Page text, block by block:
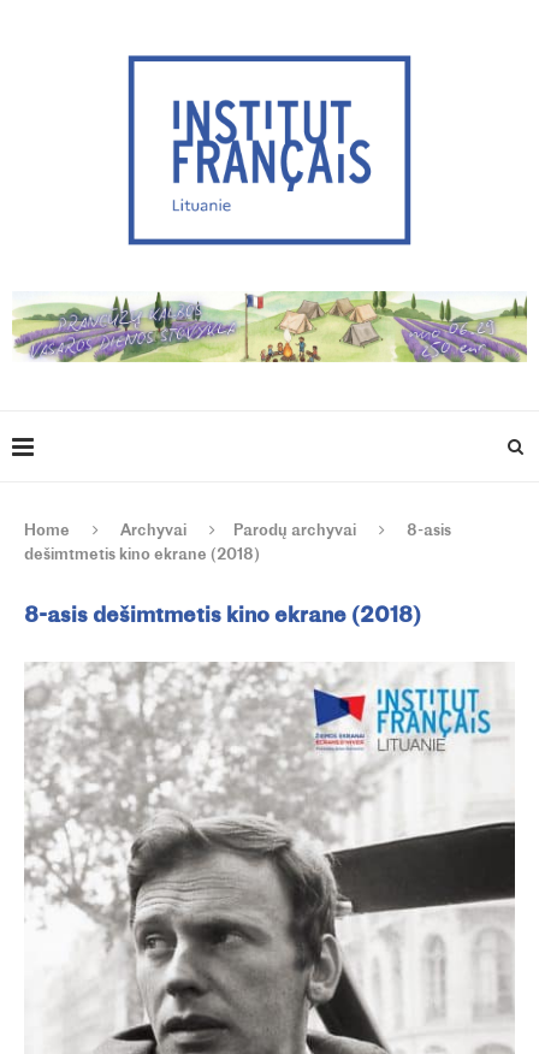
Home Archyvai Parodų archyvai
8-asis
dešimtmetis kino ekrane (2018)
8-asis dešimtmetis kino ekrane (2018)